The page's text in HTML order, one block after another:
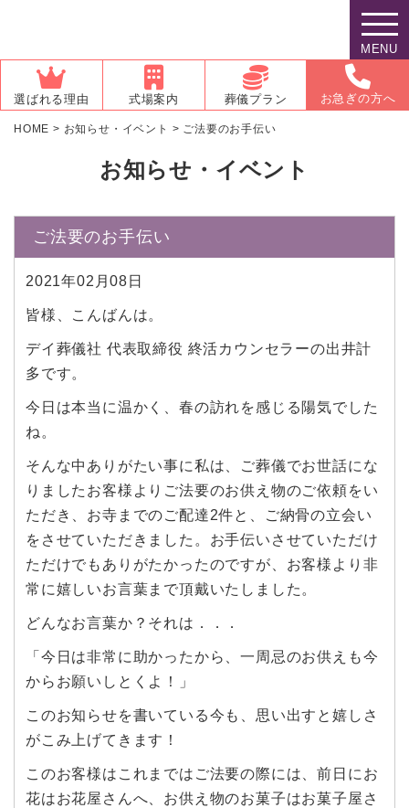
MENU
選ばれる理由 式場案内 葬儀プラン お急ぎの方へ
HOME > お知らせ・イベント > ご法要のお手伝い
お知らせ・イベント
ご法要のお手伝い
2021年02月08日
皆様、こんばんは。
デイ葬儀社 代表取締役 終活カウンセラーの出井計
多です。
今日は本当に温かく、春の訪れを感じる陽気でした
ね。
そんな中ありがたい事に私は、ご葬儀でお世話にな
りましたお客様よりご法要のお供え物のご依頼をい
ただき、お寺までのご配達2件と、ご納骨の立会い
をさせていただきました。お手伝いさせていただけ
ただけでもありがたかったのですが、お客様より非
常に嬉しいお言葉まで頂戴いたしました。
どんなお言葉か？それは．．．
「今日は非常に助かったから、一周忌のお供えも今
からお願いしとくよ！」
このお知らせを書いている今も、思い出すと嬉しさ
がこみ上げてきます！
このお客様はこれまではご法要の際には、前日にお
花はお花屋さんへ、お供え物のお菓子はお菓子屋さ